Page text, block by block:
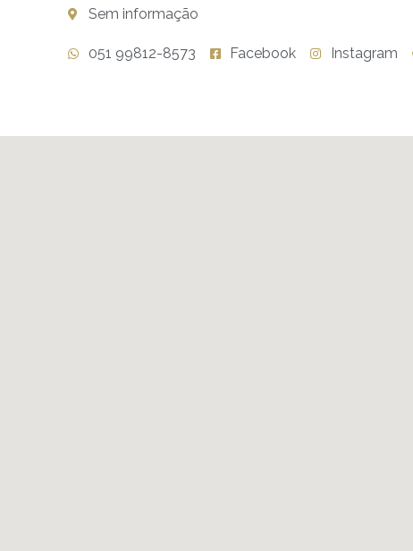
Sem informação
051 99812-8573 Facebook Instagram